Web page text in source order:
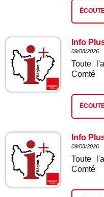
Info
09/08/2026
Toute
Comté
Info
09/08/2026
Toute
Comté